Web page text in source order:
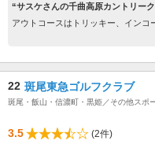
“サスケさんの千曲高原カントリー
アウトコースはトリッキー、インコ
22 斑尾東急ゴルフクラブ
斑尾・飯山・信濃町・黒姫／その他スポ
3.5
(2件)